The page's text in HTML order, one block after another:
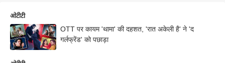
ओटीटी
OTT पर कायम 'थामा' की दहशत, 'रात अकेली है' ने 'द
गर्लफ्रेंड' को पछाड़ा